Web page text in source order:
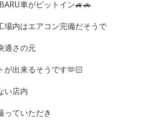
車がピットイン🚙🚗
場内はエアコン完備だそうで
適さの元
が出来るそうです🫶🏻
い店内
っていただき